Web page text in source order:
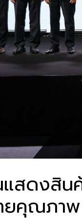
แสดงสิ
คุณภาพ